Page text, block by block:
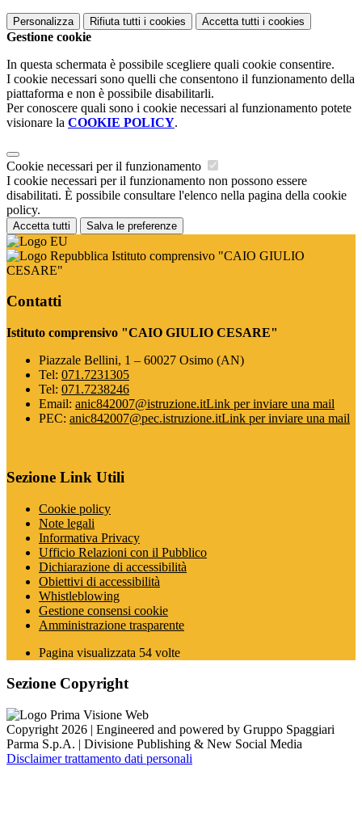
Personalizza Rifiuta tutti i cookies Accetta tutti i cookies
Gestione cookie
In questa schermata è possibile scegliere quali cookie consentire.
I cookie necessari sono quelli che consentono il funzionamento della
piattaforma e non è possibile disabilitarli.
Per conoscere quali sono i cookie necessari al funzionamento potete
visionare la COOKIE POLICY.
Cookie necessari per il funzionamento
I cookie necessari per il funzionamento non possono essere
disabilitati. È possibile consultare l'elenco nella pagina della cookie
policy.
Accetta tutti Salva le preferenze
Istituto comprensivo "CAIO GIULIO
CESARE"
Contatti
Istituto comprensivo "CAIO GIULIO CESARE"
Piazzale Bellini, 1 – 60027 Osimo (AN)
Tel: 071.7231305
Tel: 071.7238246
Email: anic842007@istruzione.itLink per inviare una mail
PEC: anic842007@pec.istruzione.itLink per inviare una mail
Sezione Link Utili
Cookie policy
Note legali
Informativa Privacy
Ufficio Relazioni con il Pubblico
Dichiarazione di accessibilità
Obiettivi di accessibilità
Whistleblowing
Gestione consensi cookie
Amministrazione trasparente
Pagina visualizzata 54 volte
Sezione Copyright
Copyright 2026 | Engineered and powered by Gruppo Spaggiari
Parma S.p.A. | Divisione Publishing & New Social Media
Disclaimer trattamento dati personali